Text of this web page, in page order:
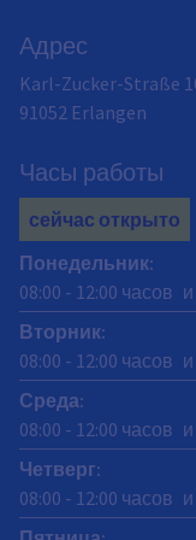
Адрес
Karl-Zucker-Straße
91052 Erlangen
Часы работы
сейчас открыто
Понедельник:
08:00 - 12:00 часов и
Вторник:
08:00 - 12:00 часов и
Среда:
08:00 - 12:00 часов и
Четверг:
08:00 - 12:00 часов и